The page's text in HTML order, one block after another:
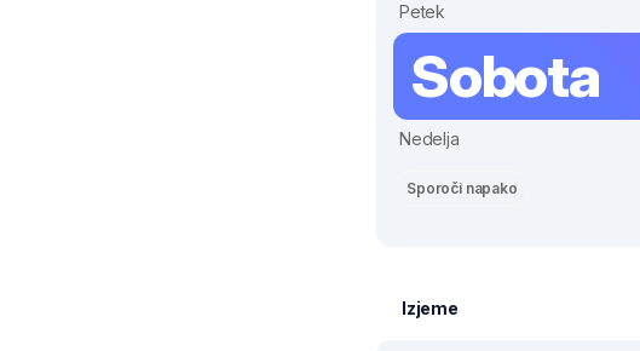
Petek
Sobota
Nedelja
Sporoči napako
Izjeme